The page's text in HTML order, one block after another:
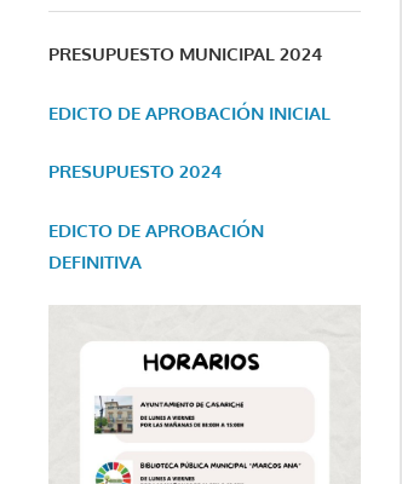
PRESUPUESTO MUNICIPAL 2024
EDICTO DE APROBACIÓN INICIAL
PRESUPUESTO 2024
EDICTO DE APROBACIÓN
DEFINITIVA